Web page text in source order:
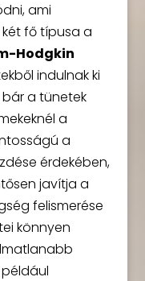
ami
fő típusa a
Hodgkin
indulnak ki
a tünetek
a
a
érdekében,
javítja a
felismerése
könnyen